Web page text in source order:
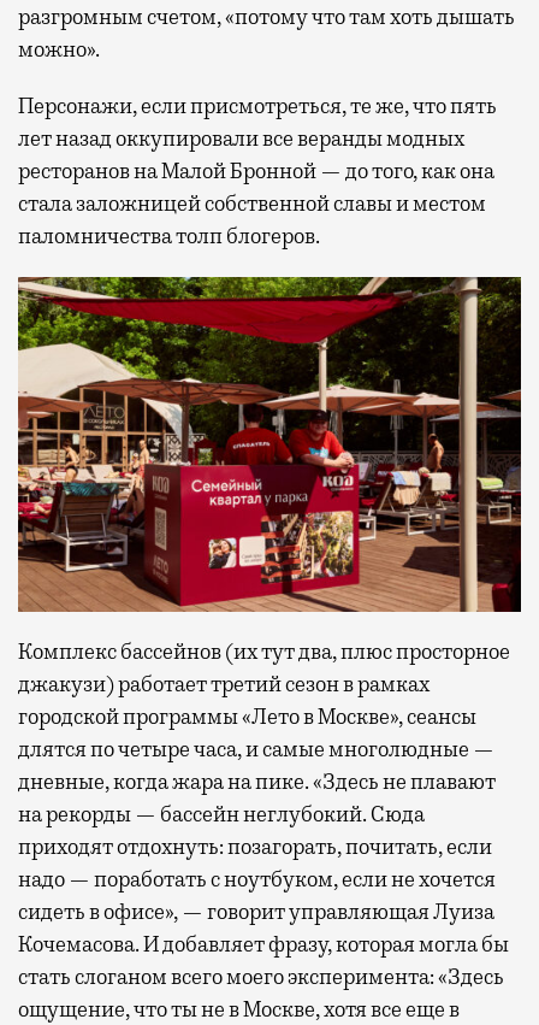
разгромным счетом, «потому что там хоть дышать
можно».
Персонажи, если присмотреться, те же, что пять
лет назад оккупировали все веранды модных
ресторанов на Малой Бронной — до того, как она
стала заложницей собственной славы и местом
паломничества толп блогеров.
Комплекс бассейнов (их тут два, плюс просторное
джакузи) работает третий сезон в рамках
городской программы «Лето в Москве», сеансы
длятся по четыре часа, и самые многолюдные —
дневные, когда жара на пике. «Здесь не плавают
на рекорды — бассейн неглубокий. Сюда
приходят отдохнуть: позагорать, почитать, если
надо — поработать с ноутбуком, если не хочется
сидеть в офисе», — говорит управляющая Луиза
Кочемасова. И добавляет фразу, которая могла бы
стать слоганом всего моего эксперимента: «Здесь
ощущение, что ты не в Москве, хотя все еще в